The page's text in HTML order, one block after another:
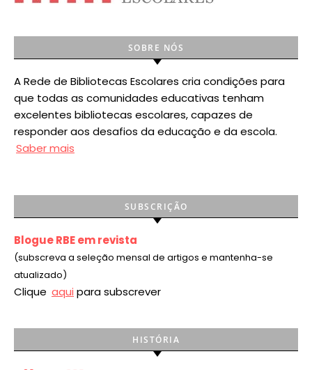
SOBRE NÓS
A Rede de Bibliotecas Escolares cria condições para
que todas as comunidades educativas tenham
excelentes bibliotecas escolares, capazes de
responder aos desafios da educação e da escola.
Saber mais
SUBSCRIÇÃO
Blogue RBE em revista
(subscreva a seleção mensal de artigos e mantenha-se
atualizado)
Clique aqui para subscrever
HISTÓRIA